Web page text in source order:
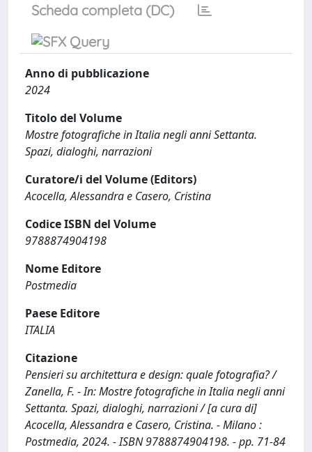
Scheda completa (DC)
Anno di pubblicazione
2024
Titolo del Volume
Mostre fotografiche in Italia negli anni Settanta.
Spazi, dialoghi, narrazioni
Curatore/i del Volume (Editors)
Acocella, Alessandra e Casero, Cristina
Codice ISBN del Volume
9788874904198
Nome Editore
Postmedia
Paese Editore
ITALIA
Citazione
Pensieri su architettura e design: quale fotograﬁa? /
Zanella, F. - In: Mostre fotografiche in Italia negli anni
Settanta. Spazi, dialoghi, narrazioni / [a cura di]
Acocella, Alessandra e Casero, Cristina. - Milano :
Postmedia, 2024. - ISBN 9788874904198. - pp. 71-84